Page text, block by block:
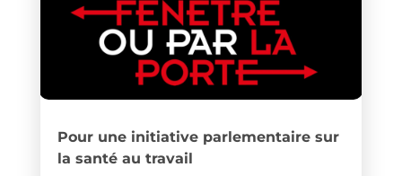
Pour une initiative parlementaire sur
la santé au travail